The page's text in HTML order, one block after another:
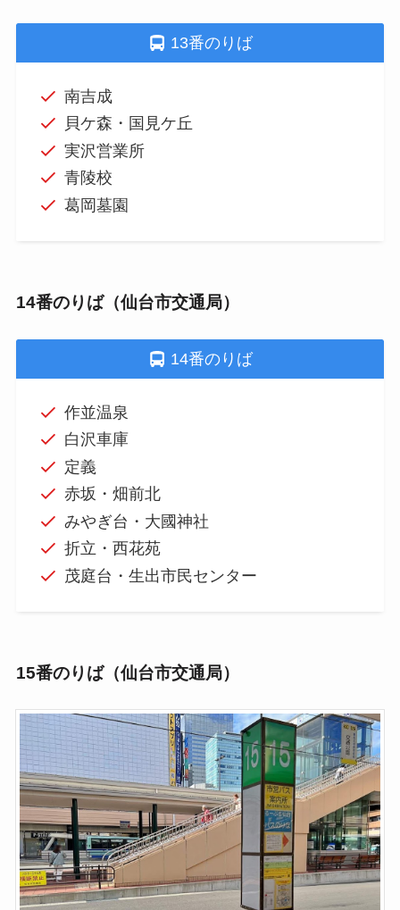
13番のりば
南吉成
貝ケ森・国見ケ丘
実沢営業所
青陵校
葛岡墓園
14番のりば（仙台市交通局）
14番のりば
作並温泉
白沢車庫
定義
赤坂・畑前北
みやぎ台・大國神社
折立・西花苑
茂庭台・生出市民センター
15番のりば（仙台市交通局）